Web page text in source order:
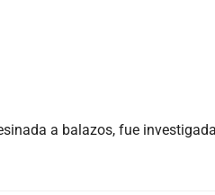
a balazos, fue